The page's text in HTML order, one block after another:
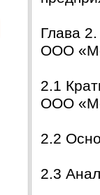
Глава
ООО
2.1
ООО
2.2
2.3